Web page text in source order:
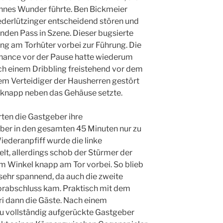
Wunder führte. Ben Bickmeier
entscheidend stören und
Pass in Szene. Dieser bugsierte
am Torhüter vorbei zur Führung. Die
vor der Pause hatte wiederum
einem Dribbling freistehend vor dem
Verteidiger der Hausherren gestört
neben das Gehäuse setzte.
die Gastgeber ihre
in den gesamten 45 Minuten nur zu
wurde die linke
allerdings schob der Stürmer der
Winkel knapp am Tor vorbei. So blieb
spannend, da auch die zweite
kam. Praktisch mit dem
die Gäste. Nach einem
vollständig aufgerückte Gastgeber